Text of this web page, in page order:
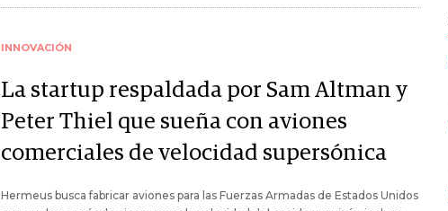
INNOVACIÓN
La startup respaldada por Sam Altman y
Peter Thiel que sueña con aviones
comerciales de velocidad supersónica
Hermeus busca fabricar aviones para las Fuerzas Armadas de Estados Unidos